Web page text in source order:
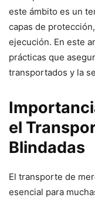
este ámbito es un
capas de
ejecución. En este
prácticas que
transportados y la
el
Blindadas
El transporte de
esencial para